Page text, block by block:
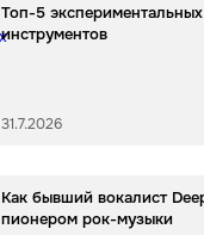
Топ-5
инструментов
31.7.2026
Как бывший вокалист
пионером рок-музыки